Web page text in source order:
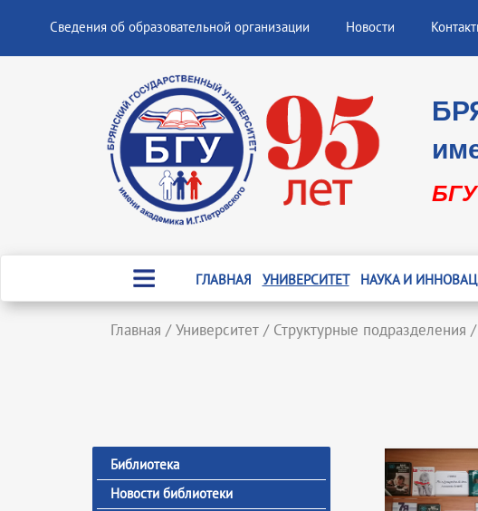
Сведения об образовательной организации Новости
ГЛАВНАЯ УНИВЕРСИТЕТ НАУКА И
Главная / Университет / Структурные подразделения /
Библиотека
Новости библиотеки